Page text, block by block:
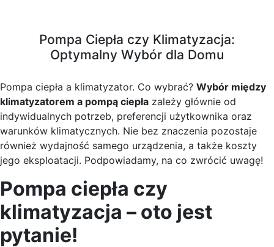
Pompa Ciepła czy Klimatyzacja:
Optymalny Wybór dla Domu
Pompa ciepła a klimatyzator. Co wybrać? Wybór między
klimatyzatorem a pompą ciepła zależy głównie od
indywidualnych potrzeb, preferencji użytkownika oraz
warunków klimatycznych. Nie bez znaczenia pozostaje
również wydajność samego urządzenia, a także koszty
jego eksploatacji. Podpowiadamy, na co zwrócić uwagę!
Pompa ciepła czy
klimatyzacja – oto jest
pytanie!